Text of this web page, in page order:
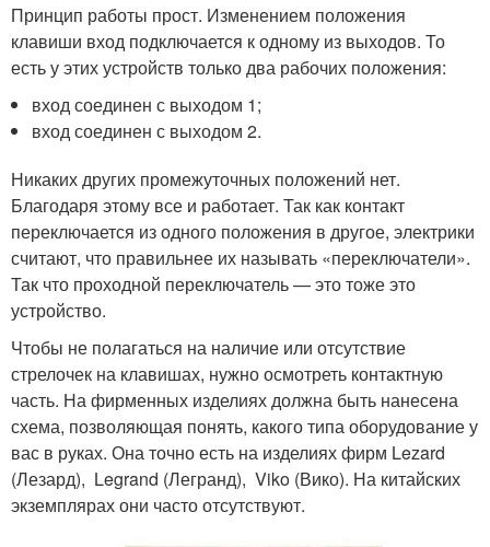
Принцип работы прост. Изменением положения
клавиши вход подключается к одному из выходов. То
есть у этих устройств только два рабочих положения:
вход соединен с выходом 1;
вход соединен с выходом 2.
Никаких других промежуточных положений нет.
Благодаря этому все и работает. Так как контакт
переключается из одного положения в другое, электрики
считают, что правильнее их называть «переключатели».
Так что проходной переключатель — это тоже это
устройство.
Чтобы не полагаться на наличие или отсутствие
стрелочек на клавишах, нужно осмотреть контактную
часть. На фирменных изделиях должна быть нанесена
схема, позволяющая понять, какого типа оборудование у
вас в руках. Она точно есть на изделиях фирм Lezard
(Лезард), Legrand (Легранд), Viko (Вико). На китайских
экземплярах они часто отсутствуют.